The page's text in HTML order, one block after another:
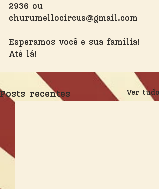
2936 ou
churumellocircus@gmail.com
Esperamos você e sua família!
Até lá!
Posts recentes Ver tudo